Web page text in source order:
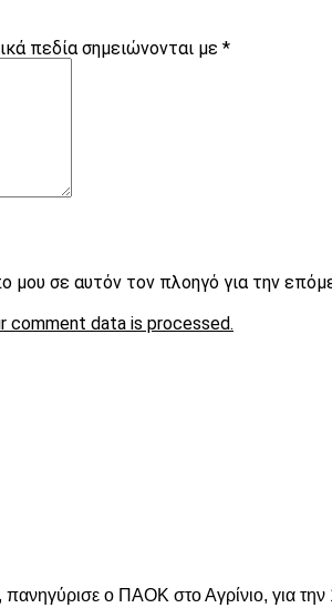
πεδία σημειώνονται με *
μου σε αυτόν τον πλοηγό για την
comment data is processed.
πανηγύρισε ο ΠΑΟΚ στο Αγρίνιο, για την